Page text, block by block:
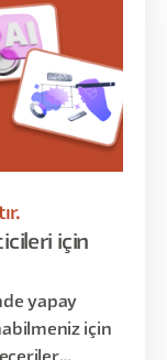
için
yapay
için